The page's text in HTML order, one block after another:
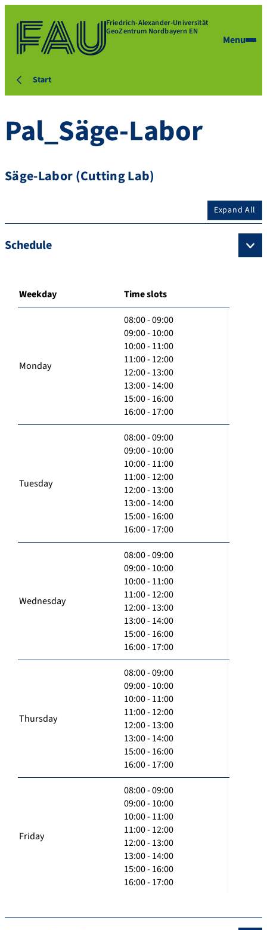
Friedrich-Alexander-Universität
GeoZentrum Nordbayern EN
Menu
Start
Pal_Säge-Labor
Säge-Labor (Cutting Lab)
Expand All
Schedule
Weekday Time slots
Monday
08:00 - 09:00
09:00 - 10:00
10:00 - 11:00
11:00 - 12:00
12:00 - 13:00
13:00 - 14:00
15:00 - 16:00
16:00 - 17:00
Tuesday
08:00 - 09:00
09:00 - 10:00
10:00 - 11:00
11:00 - 12:00
12:00 - 13:00
13:00 - 14:00
15:00 - 16:00
16:00 - 17:00
Wednesday
08:00 - 09:00
09:00 - 10:00
10:00 - 11:00
11:00 - 12:00
12:00 - 13:00
13:00 - 14:00
15:00 - 16:00
16:00 - 17:00
Thursday
08:00 - 09:00
09:00 - 10:00
10:00 - 11:00
11:00 - 12:00
12:00 - 13:00
13:00 - 14:00
15:00 - 16:00
16:00 - 17:00
Friday
08:00 - 09:00
09:00 - 10:00
10:00 - 11:00
11:00 - 12:00
12:00 - 13:00
13:00 - 14:00
15:00 - 16:00
16:00 - 17:00